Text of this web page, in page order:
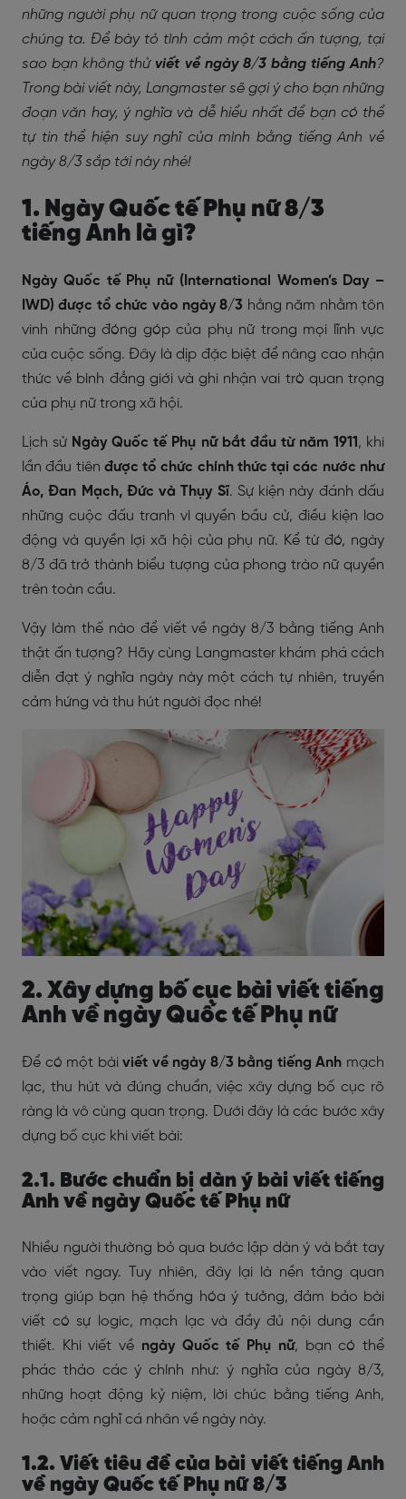
những người phụ nữ quan trọng trong cuộc sống của
chúng ta. Để bày tỏ tình cảm một cách ấn tượng, tại
sao bạn không thử viết về ngày 8/3 bằng tiếng Anh?
Trong bài viết này, Langmaster sẽ gợi ý cho bạn những
đoạn văn hay, ý nghĩa và dễ hiểu nhất để bạn có thể
tự tin thể hiện suy nghĩ của mình bằng tiếng Anh về
ngày 8/3 sắp tới này nhé!
1. Ngày Quốc tế Phụ nữ 8/3
tiếng Anh là gì?
Ngày Quốc tế Phụ nữ (International Women’s Day –
IWD) được tổ chức vào ngày 8/3 hằng năm nhằm tôn
vinh những đóng góp của phụ nữ trong mọi lĩnh vực
của cuộc sống. Đây là dịp đặc biệt để nâng cao nhận
thức về bình đẳng giới và ghi nhận vai trò quan trọng
của phụ nữ trong xã hội.
Lịch sử Ngày Quốc tế Phụ nữ bắt đầu từ năm 1911 , khi
lần đầu tiên được tổ chức chính thức tại các nước như
Áo, Đan Mạch, Đức và Thụy Sĩ. Sự kiện này đánh dấu
những cuộc đấu tranh vì quyền bầu cử, điều kiện lao
động và quyền lợi xã hội của phụ nữ. Kể từ đó, ngày
8/3 đã trở thành biểu tượng của phong trào nữ quyền
trên toàn cầu.
Vậy làm thế nào để viết về ngày 8/3 bằng tiếng Anh
thật ấn tượng? Hãy cùng Langmaster khám phá cách
diễn đạt ý nghĩa ngày này một cách tự nhiên, truyền
cảm hứng và thu hút người đọc nhé!
2. Xây dựng bố cục bài viết tiếng
Anh về ngày Quốc tế Phụ nữ
Để có một bàiviết về ngày 8/3 bằng tiếng Anh mạch
lạc, thu hút và đúng chuẩn, việc xây dựng bố cục rõ
ràng là vô cùng quan trọng. Dưới đây là các bước xây
dựng bố cục khi viết bài:
2.1. Bước chuẩn bị dàn ý bài viết tiếng
Anh về ngày Quốc tế Phụ nữ
Nhiều người thường bỏ qua bước lập dàn ý và bắt tay
vào viết ngay. Tuy nhiên, đây lại là nền tảng quan
trọng giúp bạn hệ thống hóa ý tưởng, đảm bảo bài
viết có sự logic, mạch lạc và đầy đủ nội dung cần
thiết. Khi viết về ngày Quốc tế Phụ nữ, bạn có thể
phác thảo các ý chính như: ý nghĩa của ngày 8/3,
những hoạt động kỷ niệm, lời chúc bằng tiếng Anh,
hoặc cảm nghĩ cá nhân về ngày này.
1.2.Viết tiêu đề của bài viết tiếng Anh
về ngày Quốc tế Phụ nữ 8/3